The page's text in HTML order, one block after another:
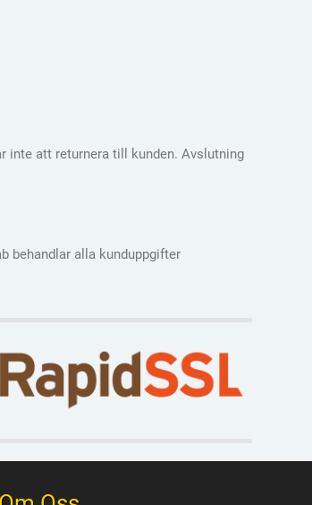
inte att returnera till kunden. Avslutning
behandlar alla kunduppgifter